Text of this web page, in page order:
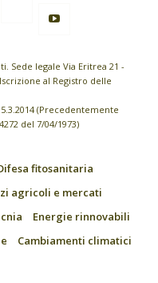
Sede legale Via Eritrea 21 -
al Registro delle
(Precedentemente
del 7/04/1973)
fitosanitaria
agricoli e mercati
Energie rinnovabili
Cambiamenti climatici